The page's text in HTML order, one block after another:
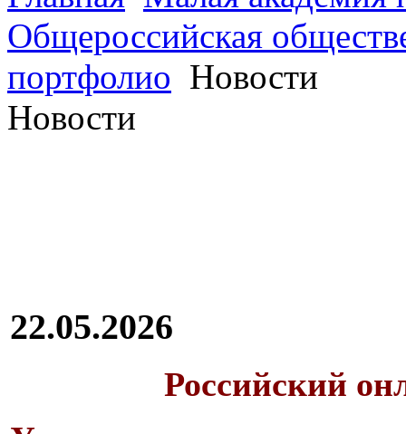
Общероссийская
портфолио Новости
Новости
22.05.2026
Российский